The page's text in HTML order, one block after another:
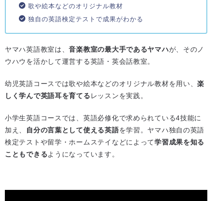
歌や絵本などのオリジナル教材
独自の英語検定テストで成果がわかる
ヤマハ英語教室は、音楽教室の最大手であるヤマハが、そのノ
ウハウを活かして運営する英語・英会話教室。
幼児英語コースでは歌や絵本などのオリジナル教材を用い、楽
しく学んで英語耳を育てる レッスンを実践。
小学生英語コースでは、英語必修化で求められている4技能に
加え、
自分の言葉として使える英語を学習。ヤマハ独自の英語
検定テストや留学・ホームステイなどによって学習成果を知る
こともできるようになっています。